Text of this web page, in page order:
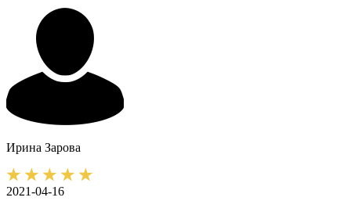
Ирина Зарова
2021-04-16